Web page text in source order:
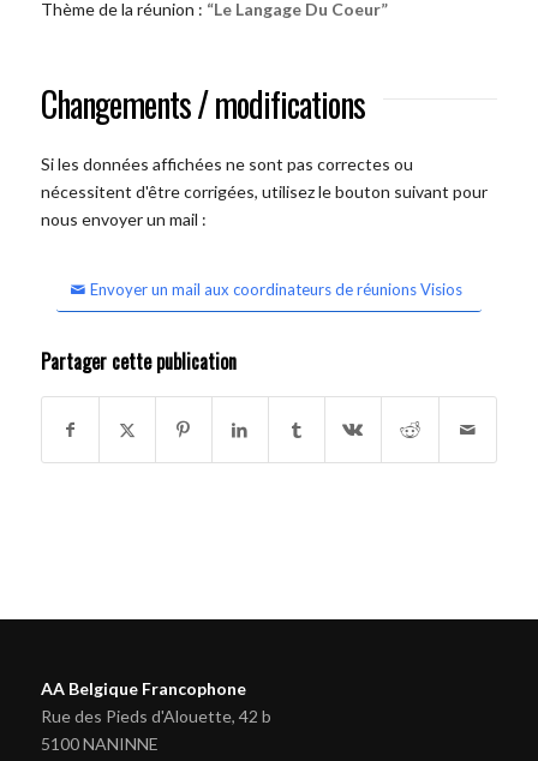
Thème de la réunion : “Le Langage Du Coeur”
Changements / modifications
Si les données affichées ne sont pas correctes ou
nécessitent d'être corrigées, utilisez le bouton suivant pour
nous envoyer un mail :
Envoyer un mail aux coordinateurs de réunions Visios
Partager cette publication
AA Belgique Francophone
Rue des Pieds d'Alouette, 42 b
5100 NANINNE